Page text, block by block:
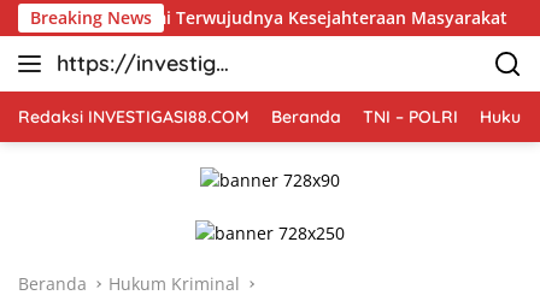
Langsung
ke
konten
Breaking News
Terwujudnya Kesejahteraan Masyarakat TMMD Ke-
https://investiga
si88.com
Redaksi INVESTIGASI88.COM Beranda TNI – POLRI
Beranda Hukum Kriminal